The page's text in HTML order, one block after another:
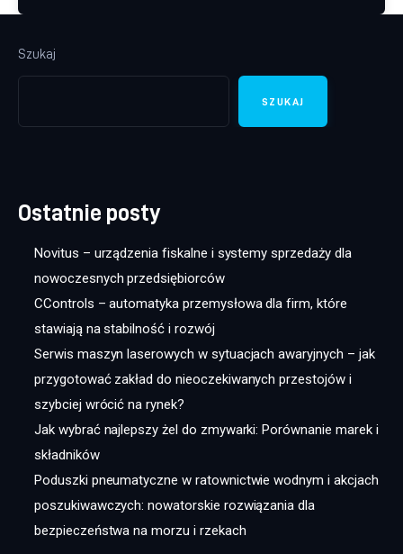
Szukaj
SZUKAJ
Ostatnie posty
Novitus – urządzenia fiskalne i systemy sprzedaży dla
nowoczesnych przedsiębiorców
CControls – automatyka przemysłowa dla firm, które
stawiają na stabilność i rozwój
Serwis maszyn laserowych w sytuacjach awaryjnych – jak
przygotować zakład do nieoczekiwanych przestojów i
szybciej wrócić na rynek?
Jak wybrać najlepszy żel do zmywarki: Porównanie marek i
składników
Poduszki pneumatyczne w ratownictwie wodnym i akcjach
poszukiwawczych: nowatorskie rozwiązania dla
bezpieczeństwa na morzu i rzekach